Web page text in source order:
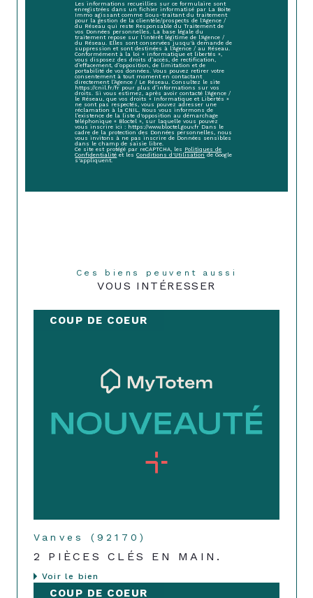
Les informations recueillies sur ce formulaire sont
enregistrées dans un fichier informatisé par La Boite
Immo agissant comme Sous-traitant du traitement
pour la gestion de la clientèle/prospects de l'Agence /
du Réseau qui reste Responsable du Traitement de
vos Données personnelles. La base légale du
traitement repose sur l'intérêt légitime de l'Agence /
du Réseau. Elles sont conservées jusqu'à demande de
suppression et sont destinées à l'Agence / au Réseau.
Conformément à la loi « informatique et libertés »,
vous disposez des droits d’accès, de rectification,
d’effacement, d’opposition, de limitation et de
portabilité de vos données. Vous pouvez retirer votre
consentement à tout moment en contactant
directement l’Agence / Le Réseau. Consultez le site
https://cnil.fr/fr pour plus d’informations sur vos
droits. Si vous estimez, après avoir contacté l'Agence /
le Réseau, que vos droits « Informatique et Libertés »
ne sont pas respectés, vous pouvez adresser une
réclamation à la CNIL. Nous vous informons de
l’existence de la liste d'opposition au démarchage
téléphonique « Bloctel », sur laquelle vous pouvez
vous inscrire ici : https://www.bloctel.gouv.fr Dans le
cadre de la protection des Données personnelles, nous
vous invitons à ne pas inscrire de Données sensibles
dans le champ de saisie libre.
Ce site est protégé par reCAPTCHA, les Politiques de
Confidentialité et lesConditions d'Utilisation de Google
s'appliquent.
Ces biens peuvent aussi
VOUS INTÉRESSER
COUP DE COEUR
Vanves (92170)
2 PIÈCES CLÉS EN MAIN.
Voir le bien
COUP DE COEUR